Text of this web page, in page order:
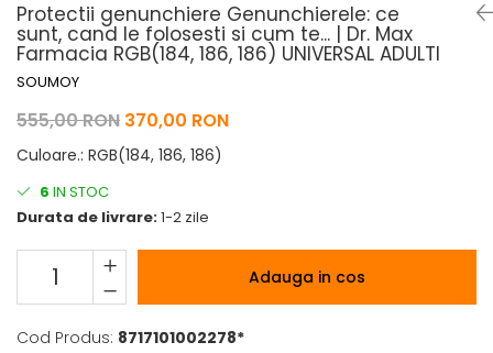
Protectii genunchiere Genunchierele: ce
sunt, cand le folosesti si cum te... | Dr. Max
Farmacia RGB(184, 186, 186) UNIVERSAL ADULTI
SOUMOY
555,00 RON 370,00 RON
Culoare.: RGB(184, 186, 186)
6 IN STOC
Durata de livrare:1-2 zile
Adauga in cos
Cod Produs: 8717101002278*